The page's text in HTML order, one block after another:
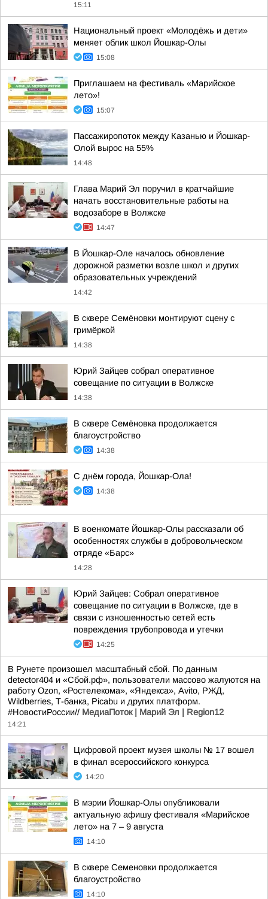
15:11
Национальный проект «Молодёжь и дети»
меняет облик школ Йошкар-Олы
15:08
Приглашаем на фестиваль «Марийское
лето»!
15:07
Пассажиропоток между Казанью и Йошкар-
Олой вырос на 55%
14:48
Глава Марий Эл поручил в кратчайшие
начать восстановительные работы на
водозаборе в Волжске
14:47
В Йошкар-Оле началось обновление
дорожной разметки возле школ и других
образовательных учреждений
14:42
В сквере Семёновки монтируют сцену с
гримёркой
14:38
Юрий Зайцев собрал оперативное
совещание по ситуации в Волжске
14:38
В сквере Семёновка продолжается
благоустройство
14:38
С днём города, Йошкар-Ола!
14:38
В военкомате Йошкар-Олы рассказали об
особенностях службы в добровольческом
отряде «Барс»
14:28
Юрий Зайцев: Собрал оперативное
совещание по ситуации в Волжске, где в
связи с изношенностью сетей есть
повреждения трубопровода и утечки
14:25
В Рунете произошел масштабный сбой. По данным
detector404 и «Сбой.рф», пользователи массово жалуются на
работу Ozon, «Ростелекома», «Яндекса», Avito, РЖД,
Wildberries, Т-банка, Picabu и других платформ.
#НовостиРоссии// МедиаПоток | Марий Эл | Region12
14:21
Цифровой проект музея школы № 17 вошел
в финал всероссийского конкурса
14:20
В мэрии Йошкар-Олы опубликовали
актуальную афишу фестиваля «Марийское
лето» на 7 – 9 августа
14:10
В сквере Семеновки продолжается
благоустройство
14:10